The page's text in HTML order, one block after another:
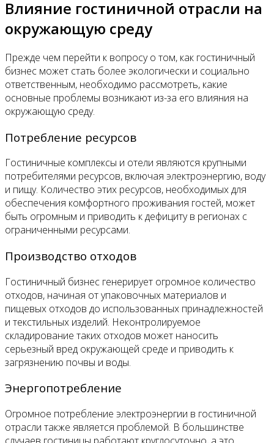
Влияние гостиничной отрасли на
окружающую среду
Прежде чем перейти к вопросу о том, как гостиничный
бизнес может стать более экологически и социально
ответственным, необходимо рассмотреть, какие
основные проблемы возникают из-за его влияния на
окружающую среду.
Потребление ресурсов
Гостиничные комплексы и отели являются крупными
потребителями ресурсов, включая электроэнергию, воду
и пищу. Количество этих ресурсов, необходимых для
обеспечения комфортного проживания гостей, может
быть огромным и приводить к дефициту в регионах с
ограниченными ресурсами.
Производство отходов
Гостиничный бизнес генерирует огромное количество
отходов, начиная от упаковочных материалов и
пищевых отходов до использованных принадлежностей
и текстильных изделий. Неконтролируемое
складирование таких отходов может наносить
серьезный вред окружающей среде и приводить к
загрязнению почвы и воды.
Энергопотребление
Огромное потребление электроэнергии в гостиничной
отрасли также является проблемой. В большинстве